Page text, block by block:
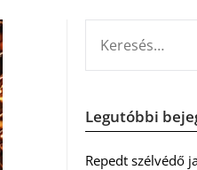
Legutóbbi
Repedt szélvédő